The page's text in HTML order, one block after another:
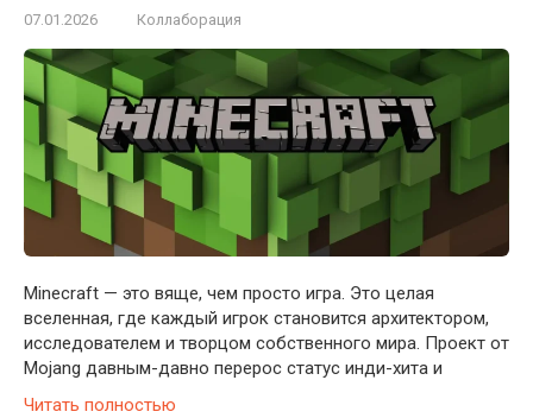
07.01.2026 Коллаборация
Minecraft — это вяще, чем просто игра. Это целая
вселенная, где каждый игрок становится архитектором,
исследователем и творцом собственного мира. Проект от
Mojang давным-давно перерос статус инди-хита и
Читать полностью